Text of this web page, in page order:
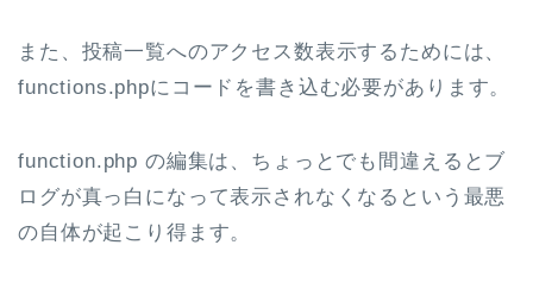
また、投稿一覧へのアクセス数表示するためには、
functions.phpにコードを書き込む必要があります。
function.php の編集は、ちょっとでも間違えるとブ
ログが真っ白になって表示されなくなるという最悪
の自体が起こり得ます。